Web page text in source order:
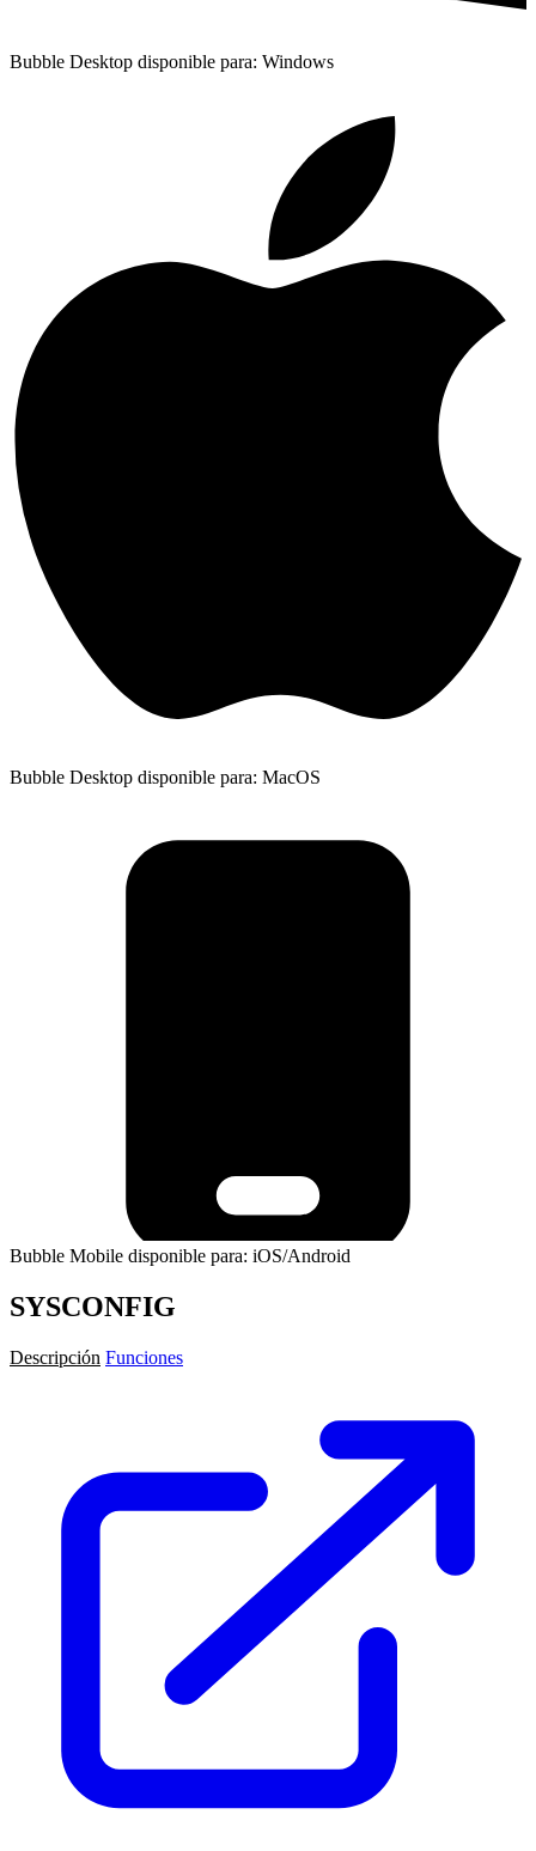
Bubble Desktop disponible para: Windows
Bubble Desktop disponible para: MacOS
Bubble Mobile disponible para: iOS/Android
SYSCONFIG
Descripción Funciones